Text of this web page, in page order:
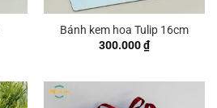
Bánh kem hoa Tulip 16cm
300.000₫